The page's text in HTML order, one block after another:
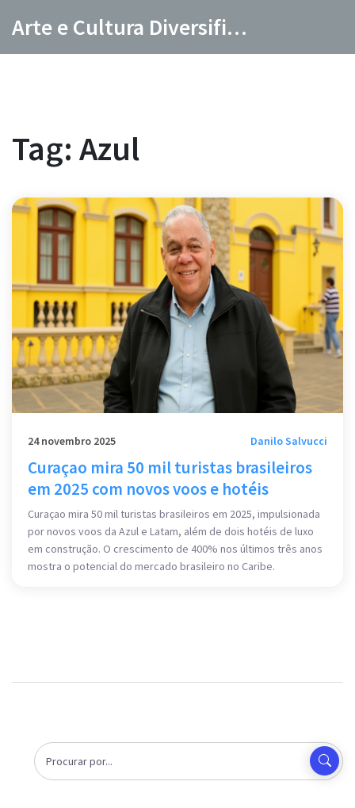
Arte e Cultura Diversificada
Tag: Azul
24 novembro 2025 Danilo Salvucci
Curaçao mira 50 mil turistas brasileiros
em 2025 com novos voos e hotéis
Curaçao mira 50 mil turistas brasileiros em 2025, impulsionada
por novos voos da Azul e Latam, além de dois hotéis de luxo
em construção. O crescimento de 400% nos últimos três anos
mostra o potencial do mercado brasileiro no Caribe.